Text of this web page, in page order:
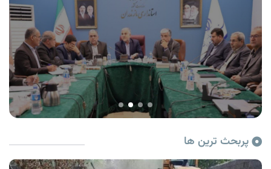
پربحث ترین ها